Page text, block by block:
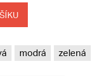
modrá zelená